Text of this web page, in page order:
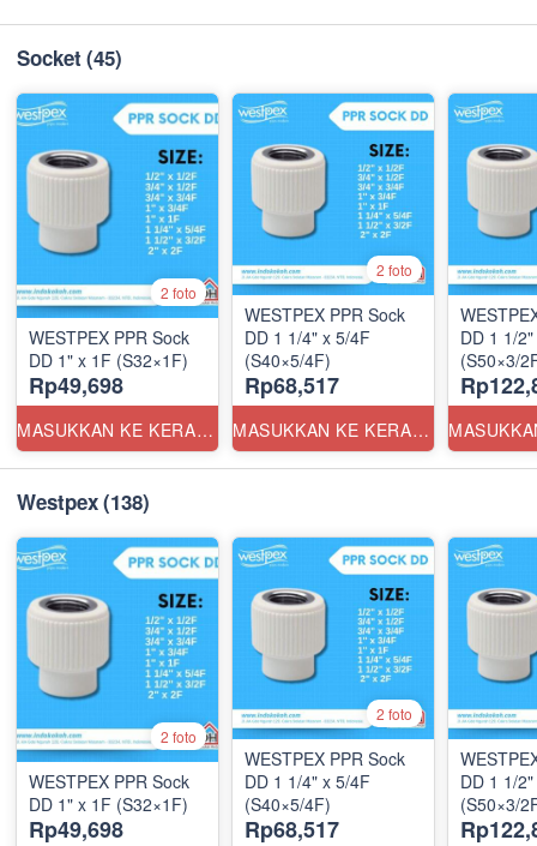
Socket (45)
2 foto
WESTPEX PPR Sock
DD 1" x 1F (S32×1F)
Rp49,698
MASUKKAN KE KERANJANG
2 foto
WESTPEX PPR Sock
DD 1 1/4" x 5/4F
(S40×5/4F)
Rp68,517
MASUKKAN KE KERANJANG
DD 1 1/
(S50×3/
Westpex(138)
2 foto
WESTPEX PPR Sock
DD 1" x 1F (S32×1F)
Rp49,698
2 foto
WESTPEX PPR Sock
DD 1 1/4" x 5/4F
(S40×5/4F)
Rp68,517
DD 1 1/
(S50×3/